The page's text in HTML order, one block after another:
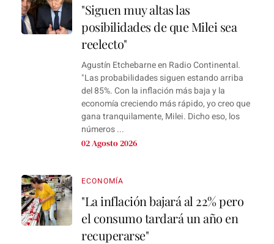
"Siguen muy altas las
posibilidades de que Milei sea
reelecto"
Agustín Etchebarne en Radio Continental.
"Las probabilidades siguen estando arriba
del 85%. Con la inflación más baja y la
economía creciendo más rápido, yo creo que
gana tranquilamente, Milei. Dicho eso, los
números ...
02 Agosto 2026
ECONOMÍA
"La inflación bajará al 22% pero
el consumo tardará un año en
recuperarse"